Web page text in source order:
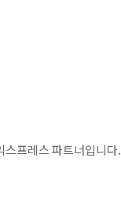
스프레스 파트너입니다.